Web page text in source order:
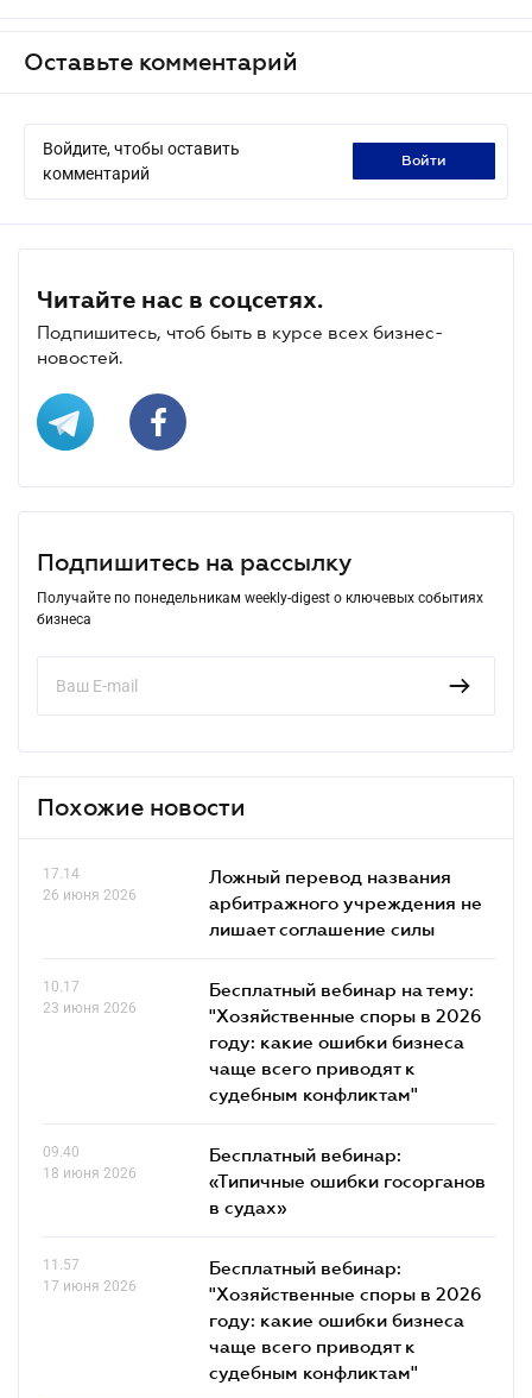
Оставьте комментарий
Войдите, чтобы оставить
комментарий
войти
Читайте нас в соцсетях.
Подпишитесь, чтоб быть в курсе всех бизнес-
новостей.
Подпишитесь на рассылку
Получайте по понедельникам weekly-digest о ключевых событиях
бизнеса
Похожие новости
17.14
26 июня 2026
Ложный перевод названия
арбитражного учреждения не
лишает соглашение силы
10.17
23 июня 2026
Бесплатный вебинар на тему:
"Хозяйственные споры в 2026
году: какие ошибки бизнеса
чаще всего приводят к
судебным конфликтам"
09.40
18 июня 2026
Бесплатный вебинар:
«Типичные ошибки госорганов
в судах»
11.57
17 июня 2026
Бесплатный вебинар:
"Хозяйственные споры в 2026
году: какие ошибки бизнеса
чаще всего приводят к
судебным конфликтам"